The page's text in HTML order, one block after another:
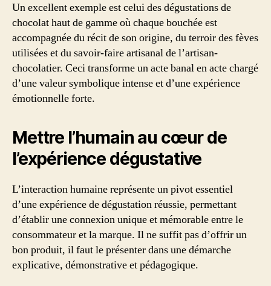
Un excellent exemple est celui des dégustations de
chocolat haut de gamme où chaque bouchée est
accompagnée du récit de son origine, du terroir des fèves
utilisées et du savoir-faire artisanal de l’artisan-
chocolatier. Ceci transforme un acte banal en acte chargé
d’une valeur symbolique intense et d’une expérience
émotionnelle forte.
Mettre l’humain au cœur de
l’expérience dégustative
L’interaction humaine représente un pivot essentiel
d’une expérience de dégustation réussie, permettant
d’établir une connexion unique et mémorable entre le
consommateur et la marque. Il ne suffit pas d’offrir un
bon produit, il faut le présenter dans une démarche
explicative, démonstrative et pédagogique.